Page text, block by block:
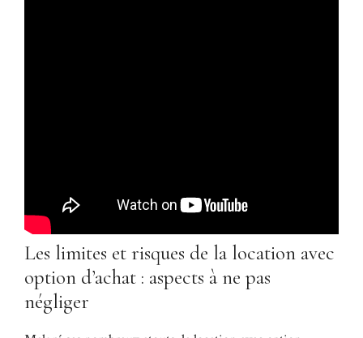
Les limites et risques de la location avec
option d’achat : aspects à ne pas
négliger